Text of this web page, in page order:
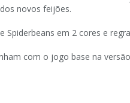
novos feijões.
Spiderbeans em 2 cores e
com o jogo base na